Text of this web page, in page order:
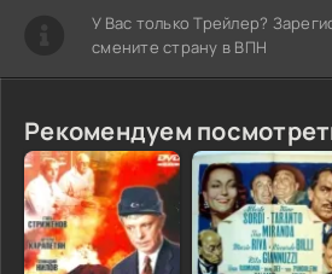
У Вас только Трейлер?
смените страну в ВПН
Рекомендуем